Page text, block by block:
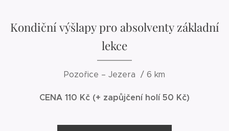
Kondiční výšlapy pro absolventy základní
lekce
Pozořice – Jezera / 6 km
CENA 110 Kč (+ zapůjčení holí 50 Kč)